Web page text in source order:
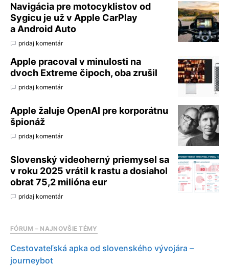
Navigácia pre motocyklistov od
Sygicu je už v Apple CarPlay
a Android Auto
pridaj komentár
Apple pracoval v minulosti na
dvoch Extreme čipoch, oba zrušil
pridaj komentár
Apple žaluje OpenAI pre korporátnu
špionáž
pridaj komentár
Slovenský videoherný priemysel sa
v roku 2025 vrátil k rastu a dosiahol
obrat 75,2 milióna eur
pridaj komentár
FÓRUM – NAJNOVŠIE TÉMY
Cestovateľská apka od slovenského vývojára –
journeybot